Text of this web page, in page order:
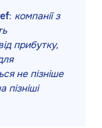
: компанії з
прибутку,
не пізніше